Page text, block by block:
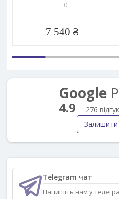
0
7 540 ₴
Google
4.9
276
Залишити
Telegram чат
Напишіть нам у